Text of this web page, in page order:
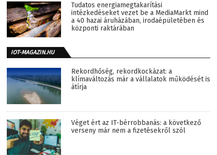
Tudatos energiamegtakarítási
intézkedéseket vezet be a MediaMarkt mind
a 40 hazai áruházában, irodaépületében és
központi raktárában
IOT-MAGAZIN.HU
Rekordhőség, rekordkockázat: a
klímaváltozás már a vállalatok működését is
átírja
Véget ért az IT-bérrobbanás: a következő
verseny már nem a fizetésekről szól